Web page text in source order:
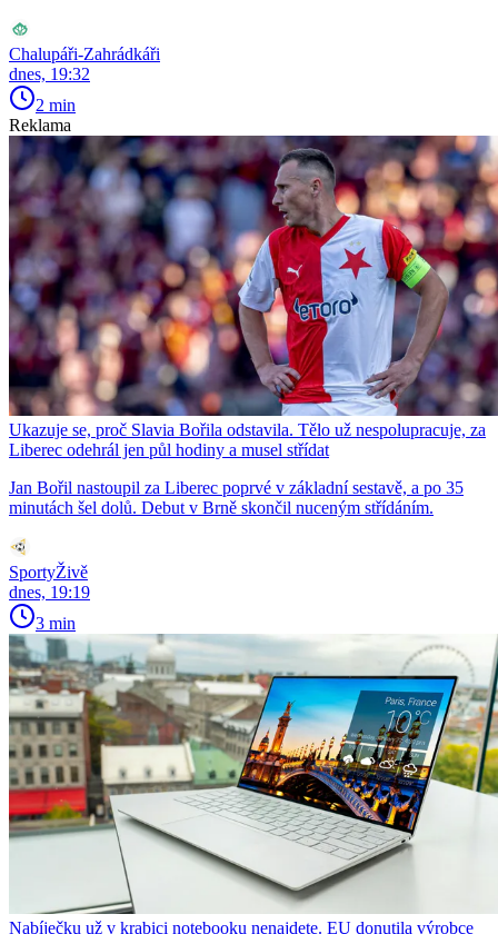
Chalupáři-Zahrádkáři
dnes, 19:32
2 min
Reklama
Ukazuje se, proč Slavia Bořila odstavila. Tělo už nespolupracuje, za
Liberec odehrál jen půl hodiny a musel střídat
Jan Bořil nastoupil za Liberec poprvé v základní sestavě, a po 35
minutách šel dolů. Debut v Brně skončil nuceným střídáním.
SportyŽivě
dnes, 19:19
3 min
Nabíječku už v krabici notebooku nenajdete. EU donutila výrobce